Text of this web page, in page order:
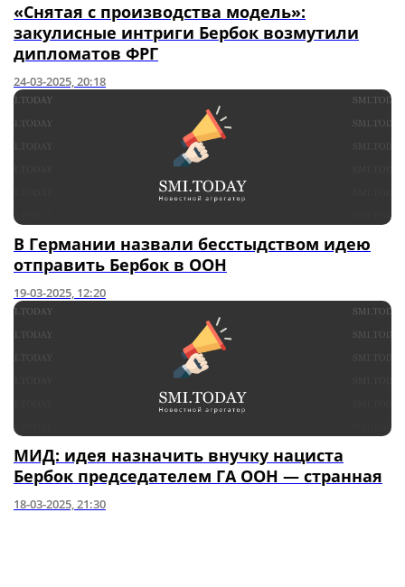
«Снятая с производства модель»:
закулисные интриги Бербок возмутили
дипломатов ФРГ
24-03-2025, 20:18
В Германии назвали бесстыдством идею
отправить Бербок в ООН
19-03-2025, 12:20
МИД: идея назначить внучку нациста
Бербок председателем ГА ООН — странная
18-03-2025, 21:30